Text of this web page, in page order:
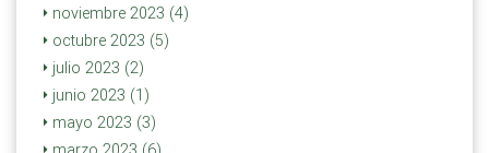
noviembre 2023 (4)
octubre 2023 (5)
julio 2023 (2)
junio 2023 (1)
mayo 2023 (3)